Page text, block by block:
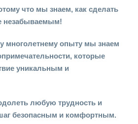
что мы знаем, как сделать
незабываемым!
многолетнему опыту мы знаем
которые
уникальным и
любую трудность и
безопасным и комфортным.